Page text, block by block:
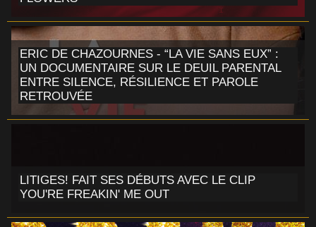
ERIC DE CHAZOURNES - “LA VIE SANS EUX” :
UN DOCUMENTAIRE SUR LE DEUIL PARENTAL
ENTRE SILENCE, RÉSILIENCE ET PAROLE
RETROUVÉE
LITIGES! FAIT SES DÉBUTS AVEC LE CLIP
YOU'RE FREAKIN' ME OUT